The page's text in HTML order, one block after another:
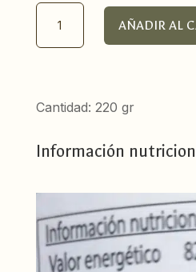
Negras
AÑADIR AL
Cantidad: 220 gr
Información